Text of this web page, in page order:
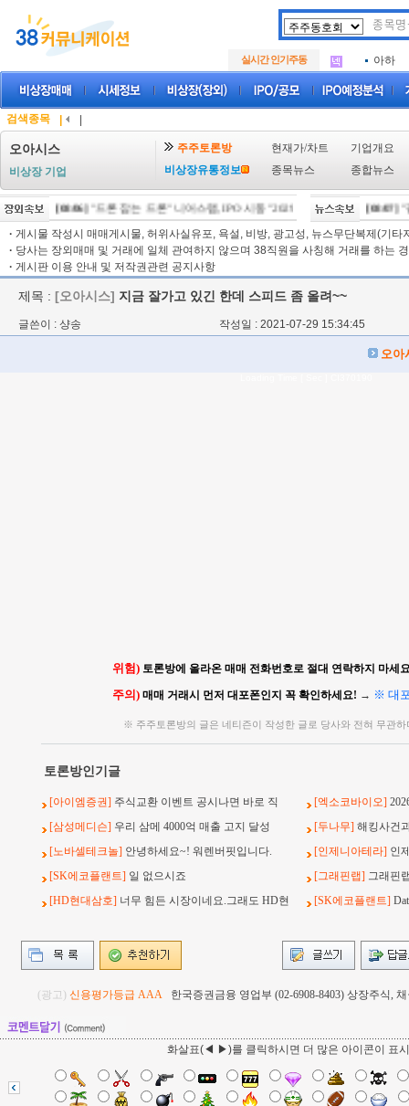
실시간 인기주동
아크로
.
삼성메
아하
.
삼성메
검색종목
오아시스
비상장 기업
주주토론방 현재가/차트
기업개요
비상장유통정보
종목뉴스 종합뉴스
[08/06]"드론 잡는 드론" 니어스랩, IPO 시동 "2029년 방공망 체계 편입"
[08/07]"팔
· 게시물 작성시 매매게시물, 허위사실유포, 욕설, 비방, 광고성, 뉴스무단복제(기타
· 당사는 장외매매 및 거래에 일체 관여하지 않으며 38직원을 사칭해 거래를 하는
· 게시판 이용 안내 및 저작권관련 공지사항
제목 : [오아시스] 지금 잘가고 있긴 한데 스피드 좀 올려~~
글쓴이 : 샹송 작성일 : 2021-07-29 15:34:45
오아
위험) 토론방에 올라온 매매 전화번호로 절대 연락하지 마세
주의) 매매 거래시 먼저 대포폰인지 꼭 확인하세요! → ※ 대
※ 주주토론방의 글은 네티즌이 작성한 글로 당사와 전혀 무관
토론방인기글
[아이엠증권] 주식교환 이벤트 공시나면 바로 직 [엑소코바이오]
[삼성메디슨] 우리 삼메 4000억 매출 고지 달성 [두나무] 해킹사건
[노바셀테크놀] 안녕하세요~! 워렌버핏입니다. [인제니아테라] 인
[SK에코플랜트] 일 없으시죠 [그래핀랩] 그래핀
[HD현대삼호] 너무 힘든 시장이네요.그래도 HD현 [SK에코플랜트]
(광고) 신용평가등급 AAA 한국증권금융 영업부 (02-6908-8403) 상장주식,
화살표(◀ ▶)를 클릭하시면 더 많은 아이콘이 표